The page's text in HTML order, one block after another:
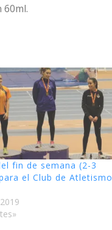
fin de semana (2-3
el Club de Atletismo